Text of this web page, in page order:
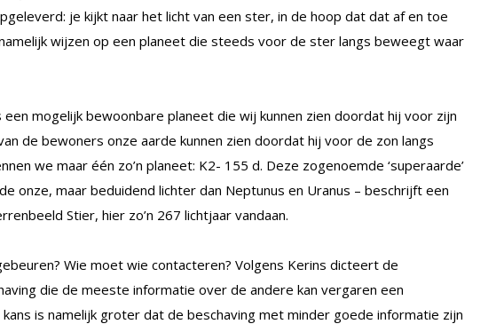
je kijkt naar het licht van een ster, in de hoop dat dat af en toe
wijzen op een planeet die steeds voor de ster langs beweegt waar
een mogelijk bewoonbare planeet die wij kunnen zien doordat hij voor zijn
de bewoners onze aarde kunnen zien doordat hij voor de zon langs
we maar één zo’n planeet: K2- 155 d. Deze zogenoemde ‘superaarde’
onze, maar beduidend lichter dan Neptunus en Uranus – beschrijft een
Stier, hier zo’n 267 lichtjaar vandaan.
Wie moet wie contacteren? Volgens Kerins dicteert de
die de meeste informatie over de andere kan vergaren een
is namelijk groter dat de beschaving met minder goede informatie zijn